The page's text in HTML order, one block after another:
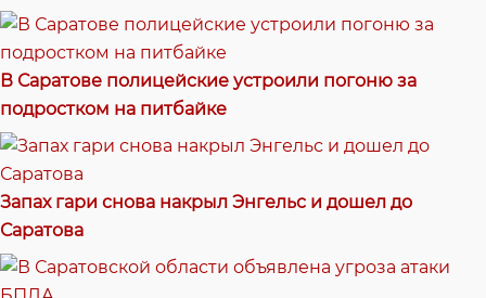
В Саратове полицейские устроили погоню за
подростком на питбайке
Запах гари снова накрыл Энгельс и дошел до
Саратова